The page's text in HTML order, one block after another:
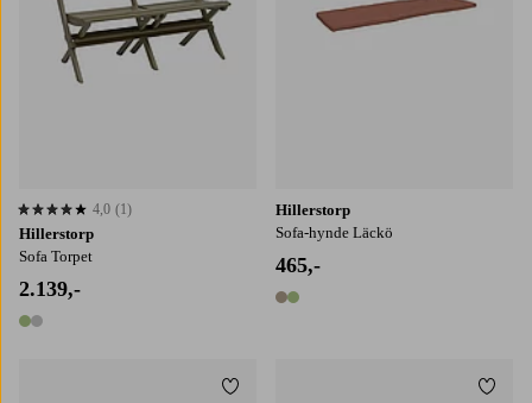
Hillerstorp
Sofa Torpet
2.139,-
2 farver
4,0 baseret på 1 bedømmelser
4,0 (1)
Hillerstorp
Sofa-hynde Läckö
465,-
2 farver
Tilføj til favoritter